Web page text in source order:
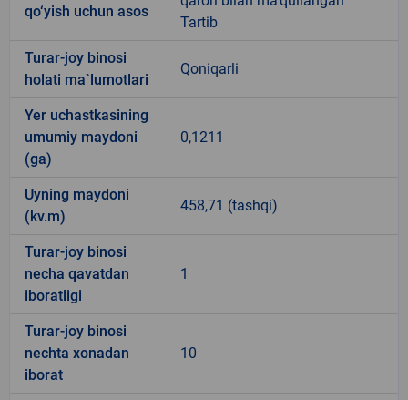
qo‘yish uchun asos
Tartib
Turar-joy binosi
holati ma`lumotlari
Qoniqarli
Yer uchastkasining
umumiy maydoni
(ga)
0,1211
Uyning maydoni
(kv.m)
458,71 (tashqi)
Turar-joy binosi
necha qavatdan
iboratligi
1
Turar-joy binosi
nechta xonadan
iborat
10